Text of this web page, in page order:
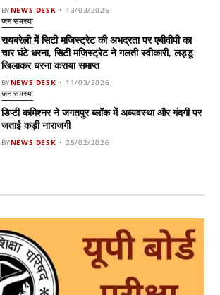
BYNEWS DESK 13/03/2026
जन समस्या
रायबरेली में सिटी मजिस्ट्रेट की अभद्रता पर एबीवीपी का
चार घंटे धरना, सिटी मजिस्ट्रेट ने गलती स्वीकारी, लड्डू
खिलाकर धरना कराया समाप्त
BYNEWS DESK 11/03/2026
जन समस्या
डिप्टी कमिश्नर ने जगतपुर ब्लॉक में अव्यवस्था और गंदगी पर
जताई कड़ी नाराजगी
BYNEWS DESK 25/02/2026